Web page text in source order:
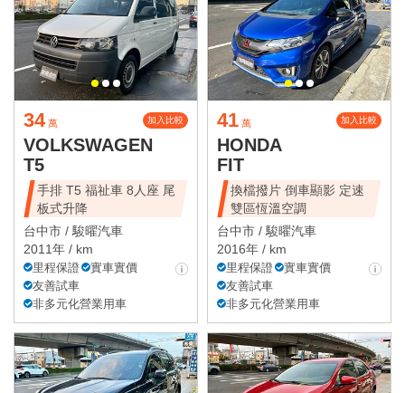
34 萬 加入比較
VOLKSWAGEN
T5
手排 T5 福祉車 8人座 尾
板式升降
台中市 / 駿曜汽車
2011年 / km
里程保證
實車實價
友善試車
非多元化營業用車
41 萬 加入比較
HONDA
FIT
換檔撥片 倒車顯影 定速
雙區恆溫空調
台中市 / 駿曜汽車
2016年 / km
里程保證
實車實價
友善試車
非多元化營業用車